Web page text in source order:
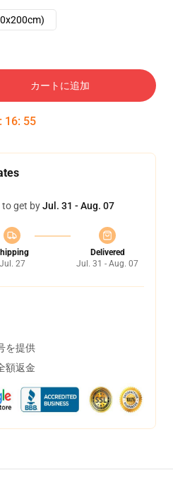
カートに追加
: 16: 54
to get byJul. 31 - Aug. 07
Jul. 27
Delivered
Jul. 31 - Aug. 07
を提供
額返金